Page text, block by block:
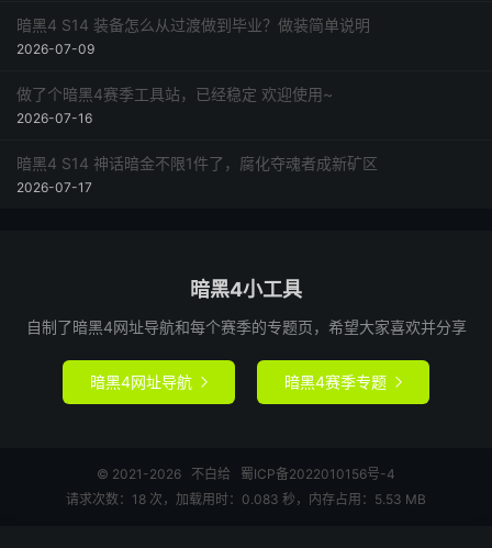
暗黑4 S14 装备怎么从过渡做到毕业？做装简单说明
2026-07-09
做了个暗黑4赛季工具站，已经稳定 欢迎使用~
2026-07-16
暗黑4 S14 神话暗金不限1件了，腐化夺魂者成新矿区
2026-07-17
暗黑4小工具
自制了暗黑4网址导航和每个赛季的专题页，希望大家喜欢并分享
暗黑4网址导航  暗黑4赛季专题 
© 2021-2026 不白给
蜀ICP备2022010156号-4
请求次数：18 次，加载用时：0.083 秒，内存占用：5.53 MB